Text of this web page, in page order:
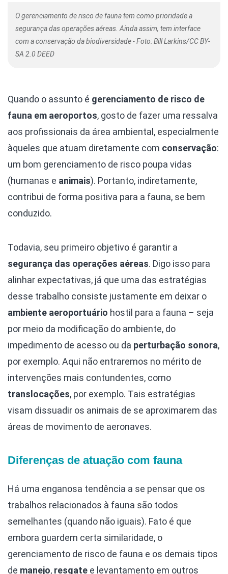
O gerenciamento de risco de fauna tem como prioridade a
segurança das operações aéreas. Ainda assim, tem interface
com a conservação da biodiversidade - Foto: Bill Larkins/CC BY-
SA 2.0 DEED
Quando o assunto é gerenciamento de risco de
fauna em aeroportos, gosto de fazer uma ressalva
aos profissionais da área ambiental, especialmente
àqueles que atuam diretamente com conservação:
um bom gerenciamento de risco poupa vidas
(humanas e animais). Portanto, indiretamente,
contribui de forma positiva para a fauna, se bem
conduzido.
Todavia, seu primeiro objetivo é garantir a
segurança das operações aéreas. Digo isso para
alinhar expectativas, já que uma das estratégias
desse trabalho consiste justamente em deixar o
ambiente aeroportuário hostil para a fauna – seja
por meio da modificação do ambiente, do
impedimento de acesso ou da perturbação sonora,
por exemplo. Aqui não entraremos no mérito de
intervenções mais contundentes, como
translocações, por exemplo. Tais estratégias
visam dissuadir os animais de se aproximarem das
áreas de movimento de aeronaves.
Diferenças de atuação com fauna
Há uma enganosa tendência a se pensar que os
trabalhos relacionados à fauna são todos
semelhantes (quando não iguais). Fato é que
embora guardem certa similaridade, o
gerenciamento de risco de fauna e os demais tipos
de manejo, resgate e levantamento em outros